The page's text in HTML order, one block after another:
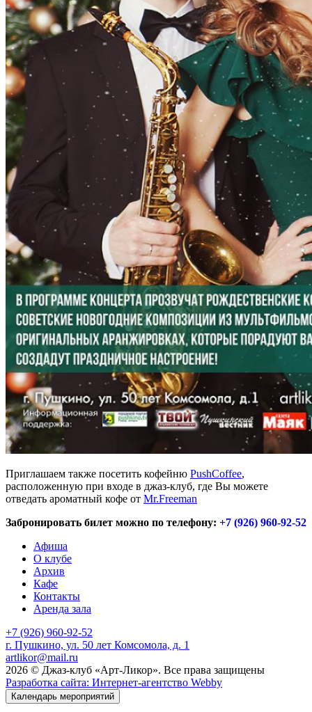
Приглашаем также посетить кофейню PushCoffee,
расположенную при входе в джаз-клуб, где Вы можете
отведать ароматный кофе от Mr.Freeman
Забронировать билет можно по телефону: +7 (926) 960-92-52
Афиша
О клубе
Архив
Кафе
Контакты
Аренда зала
+7 (926) 960-92-52
г. Пушкино, ул. 50 лет Комсомола, д. 1
artlikor@mail.ru
2026 © Джаз-клуб «Арт-Ликор». Все права защищены
Разработка сайта: Интернет-агентство Webby
Календарь мероприятий